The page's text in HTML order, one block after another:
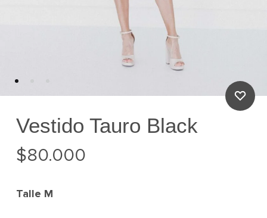
Vestido Tauro Black
$80.000
Talle M